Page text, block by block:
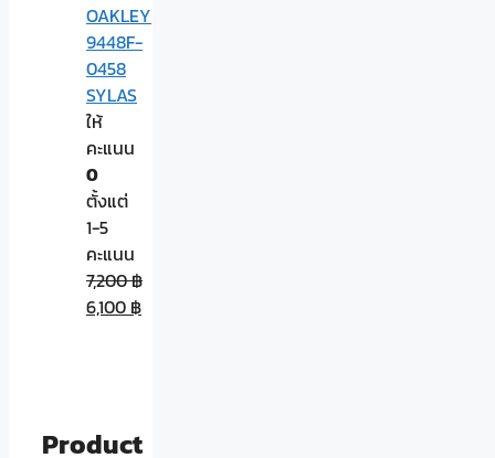
OAKLEY
9448F-
0458
SYLAS
ให้
คะแนน
0
ตั้งแต่
1-5
คะแนน
7,200฿
6,100 ฿
Product